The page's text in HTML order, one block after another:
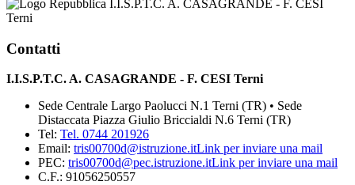
I.I.S.P.T.C. A. CASAGRANDE - F. CESI
Terni
Contatti
I.I.S.P.T.C. A. CASAGRANDE - F. CESI Terni
Sede Centrale Largo Paolucci N.1 Terni (TR) • Sede
Distaccata Piazza Giulio Briccialdi N.6 Terni (TR)
Tel: Tel. 0744 201926
Email: tris00700d@istruzione.itLink per inviare una mail
PEC: tris00700d@pec.istruzione.itLink per inviare una mail
C.F.: 91056250557